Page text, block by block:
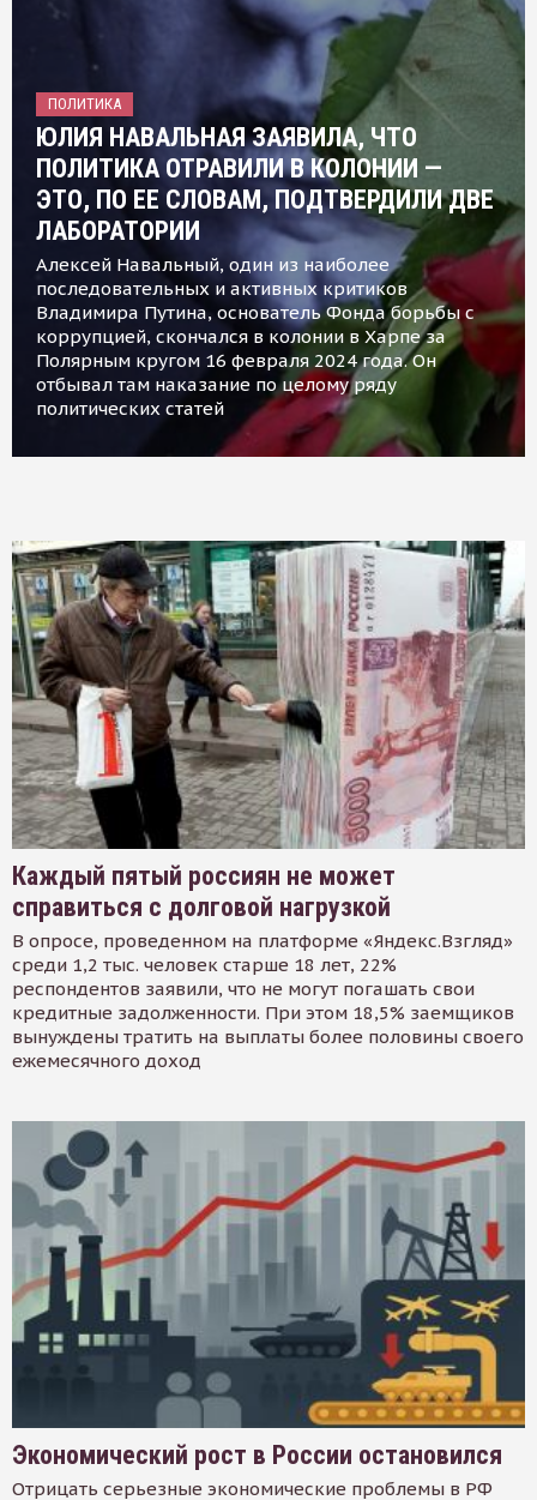
ПОЛИТИКА
ЮЛИЯ НАВАЛЬНАЯ ЗАЯВИЛА, ЧТО
ПОЛИТИКА ОТРАВИЛИ В КОЛОНИИ —
ЭТО, ПО ЕЕ СЛОВАМ, ПОДТВЕРДИЛИ ДВЕ
ЛАБОРАТОРИИ
Алексей Навальный, один из наиболее
последовательных и активных критиков
Владимира Путина, основатель Фонда борьбы с
коррупцией, скончался в колонии в Харпе за
Полярным кругом 16 февраля 2024 года. Он
отбывал там наказание по целому ряду
политических статей
Каждый пятый россиян не может
справиться с долговой нагрузкой
В опросе, проведенном на платформе «Яндекс.Взгляд»
среди 1,2 тыс. человек старше 18 лет, 22%
респондентов заявили, что не могут погашать свои
кредитные задолженности. При этом 18,5% заемщиков
вынуждены тратить на выплаты более половины своего
ежемесячного доход
Экономический рост в России остановился
Отрицать серьезные экономические проблемы в РФ